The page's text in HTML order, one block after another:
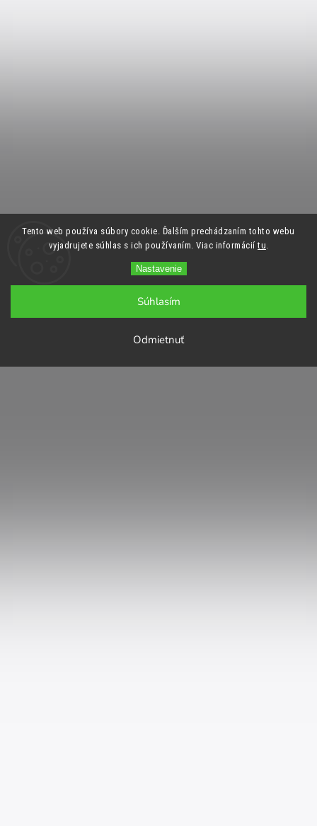
Tento web používa súbory cookie. Ďalším prechádzaním tohto webu
vyjadrujete súhlas s ich používaním. Viac informáciítu.
Nastavenie
Odmietnuť
Súhlasím